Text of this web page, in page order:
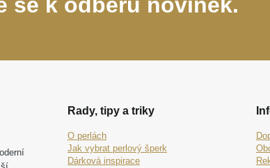
se k odběru novinek.
Rady, tipy a triky
O perlách
Jak vybrat perlový šperk
Dárková inspirace